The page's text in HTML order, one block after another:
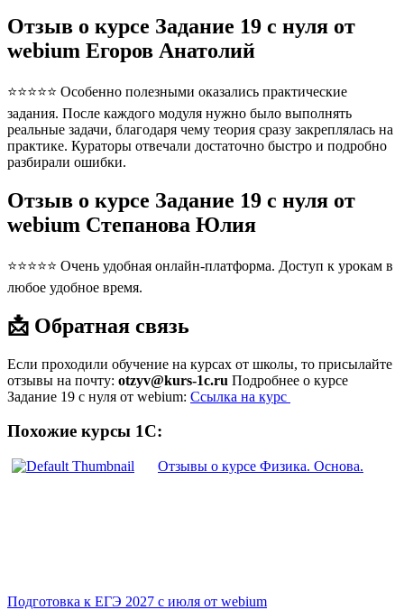
Отзыв о курсе Задание 19 с нуля от
webium Егоров Анатолий
⭐⭐⭐⭐⭐ Особенно полезными оказались практические
задания. После каждого модуля нужно было выполнять
реальные задачи, благодаря чему теория сразу закреплялась на
практике. Кураторы отвечали достаточно быстро и подробно
разбирали ошибки.
Отзыв о курсе Задание 19 с нуля от
webium Степанова Юлия
⭐⭐⭐⭐⭐ Очень удобная онлайн-платформа. Доступ к урокам в
любое удобное время.
📩 Обратная связь
Если проходили обучение на курсах от школы, то присылайте
отзывы на почту: otzyv@kurs-1c.ru Подробнее о курсе
Задание 19 с нуля от webium: Ссылка на курс
Похожие курсы 1С:
Отзывы о курсе Физика. Основа.
Подготовка к ЕГЭ 2027 с июля от webium